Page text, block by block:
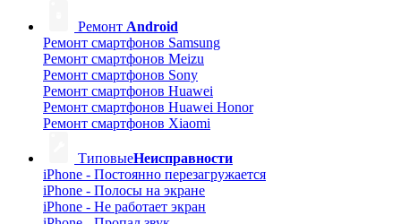
Ремонт Android
Ремонт смартфонов Samsung
Ремонт смартфонов Meizu
Ремонт смартфонов Sony
Ремонт смартфонов Huawei
Ремонт смартфонов Huawei Honor
Ремонт смартфонов Xiaomi
ТиповыеНеисправности
iPhone - Постоянно перезагружается
iPhone - Полосы на экране
iPhone - Не работает экран